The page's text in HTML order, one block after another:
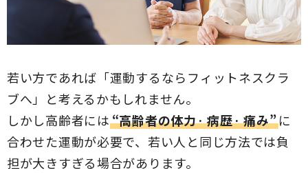
若い方であれば「運動するならフィットネスクラ
ブへ」と考えるかもしれません。
しかし高齢者には“高齢者の体力· 病歴· 痛み”に
合わせた運動が必要で、若い人と同じ方法では負
担が大きすぎる場合があります。